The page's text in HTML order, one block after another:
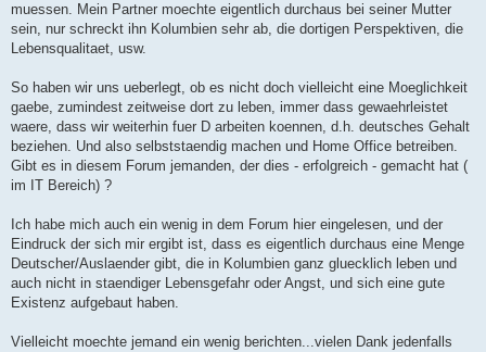
muessen. Mein Partner moechte eigentlich durchaus bei seiner Mutter
sein, nur schreckt ihn Kolumbien sehr ab, die dortigen Perspektiven, die
Lebensqualitaet, usw.
So haben wir uns ueberlegt, ob es nicht doch vielleicht eine Moeglichkeit
gaebe, zumindest zeitweise dort zu leben, immer dass gewaehrleistet
waere, dass wir weiterhin fuer D arbeiten koennen, d.h. deutsches Gehalt
beziehen. Und also selbststaendig machen und Home Office betreiben.
Gibt es in diesem Forum jemanden, der dies - erfolgreich - gemacht hat (
im IT Bereich) ?
Ich habe mich auch ein wenig in dem Forum hier eingelesen, und der
Eindruck der sich mir ergibt ist, dass es eigentlich durchaus eine Menge
Deutscher/Auslaender gibt, die in Kolumbien ganz gluecklich leben und
auch nicht in staendiger Lebensgefahr oder Angst, und sich eine gute
Existenz aufgebaut haben.
Vielleicht moechte jemand ein wenig berichten...vielen Dank jedenfalls